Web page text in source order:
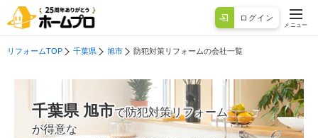
ログイン
メニュー
リフォームTOP 千葉県 旭市 防犯対策リフォームの会社一覧
千葉県 旭市で防犯対策リフォーム
が得意な